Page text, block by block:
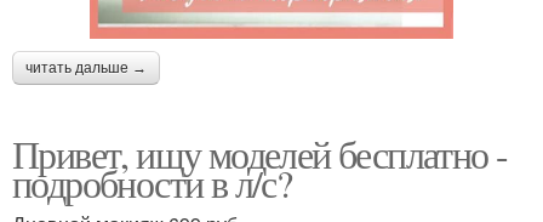
читать дальше →
Привет, ищу моделей бесплатно -
подробности в л/с?